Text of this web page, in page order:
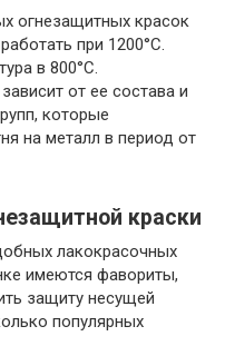
огнезащитных красок
при 1200°С.
в 800°С.
от ее состава и
которые
на металл в период от
краски
лакокрасочных
имеются фавориты,
защиту несущей
популярных